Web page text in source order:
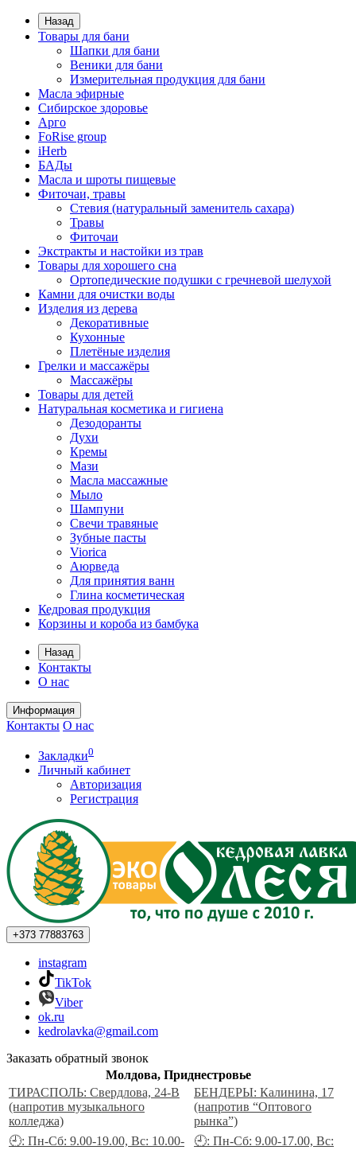
Назад
Товары для бани
Шапки для бани
Веники для бани
Измерительная продукция для бани
Масла эфирные
Сибирское здоровье
Арго
FoRise group
iHerb
БАДы
Масла и шроты пищевые
Фиточаи, травы
Стевия (натуральный заменитель сахара)
Травы
Фиточаи
Экстракты и настойки из трав
Товары для хорошего сна
Ортопедические подушки с гречневой шелухой
Камни для очистки воды
Изделия из дерева
Декоративные
Кухонные
Плетёные изделия
Грелки и массажёры
Массажёры
Товары для детей
Натуральная косметика и гигиена
Дезодоранты
Духи
Кремы
Мази
Масла массажные
Мыло
Шампуни
Свечи травяные
Зубные пасты
Viorica
Аюрведа
Для принятия ванн
Глина косметическая
Кедровая продукция
Корзины и короба из бамбука
Назад
Контакты
О нас
Информация
Контакты О нас
Закладки0
Личный кабинет
Авторизация
Регистрация
+373 77883763
instagram
TikTok
Viber
ok.ru
kedrolavka@gmail.com
Заказать обратный звонок
Молдова, Приднестровье
ТИРАСПОЛЬ: Свердлова, 24-В
(напротив музыкального
колледжа)
БЕНДЕРЫ: Калинина, 17
(напротив “Оптового
рынка”)
🕘: Пн-Сб: 9.00-19.00, Вс: 10.00-
🕘: Пн-Сб: 9.00-17.00, Вс: